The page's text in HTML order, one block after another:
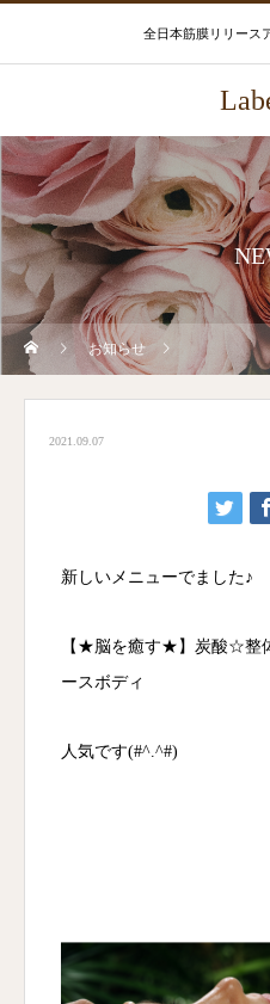
全日本筋膜リリース
お知らせ
2021.09.07
新しいメニューでました♪
【★脳を癒す★】炭酸☆整
ースボディ
人気です(#^.^#)